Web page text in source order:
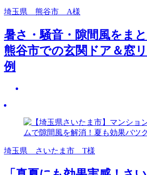
埼玉県 熊谷市 A様
暑さ・騒音・隙間風をま
熊谷市での玄関ドア＆窓
例
埼玉県 さいたま市 T様